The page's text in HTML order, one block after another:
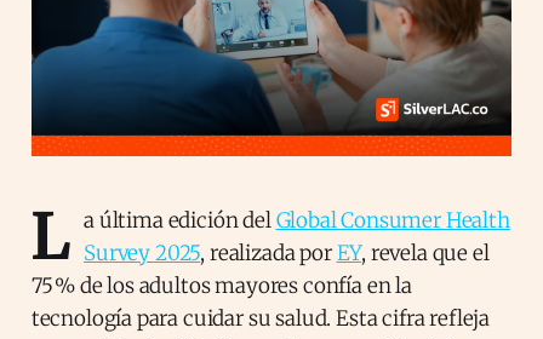
L a última edición delGlobal Consumer Health
Survey 2025, realizada porEY, revela que el
75 % de los adultos mayores confía en la
tecnología para cuidar su salud. Esta cifra refleja